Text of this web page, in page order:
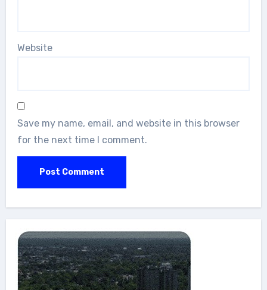
Website
Save my name, email, and website in this browser
for the next time I comment.